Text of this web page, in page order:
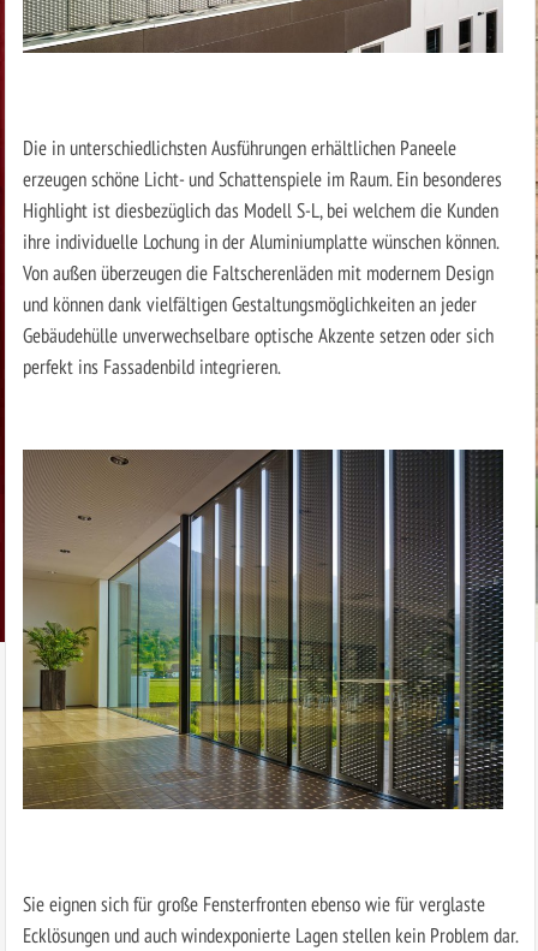
Die in unterschiedlichsten Ausführungen erhältlichen Paneele
erzeugen schöne Licht- und Schattenspiele im Raum. Ein besonderes
Highlight ist diesbezüglich das Modell S-L, bei welchem die Kunden
ihre individuelle Lochung in der Aluminiumplatte wünschen können.
Von außen überzeugen die Faltscherenläden mit modernem Design
und können dank vielfältigen Gestaltungsmöglichkeiten an jeder
Gebäudehülle unverwechselbare optische Akzente setzen oder sich
perfekt ins Fassadenbild integrieren.
Sie eignen sich für große Fensterfronten ebenso wie für verglaste
Ecklösungen und auch windexponierte Lagen stellen kein Problem dar.